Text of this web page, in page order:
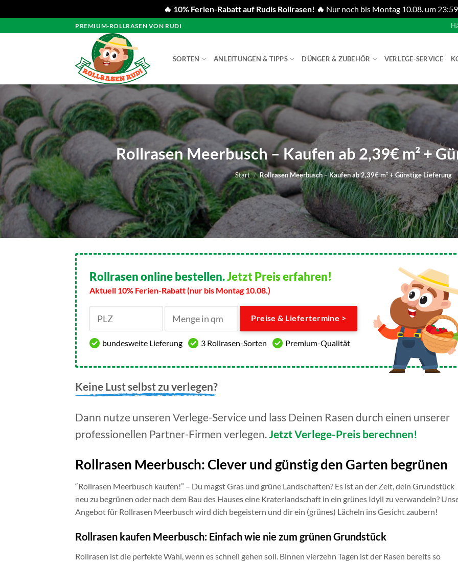
🔥 10% Ferien-Rabatt auf Rudis Rollrasen! 🔥 Nur noch bis Montag 10.08. um
Inhalt
PREMIUM-ROLLRASEN VON RUDI
SORTEN ANLEITUNGEN & TIPPS DÜNGER & ZUBEHÖR VERLEGE-SERVICE
Rollrasen Meerbusch – Kaufen ab 2,39€ m² +
Start / Rollrasen Meerbusch – Kaufen ab 2,39€ m² + Günstige Lieferung
Rollrasen online bestellen.Jetzt Preis erfahren!
Aktuell 10% Ferien-Rabatt (nur bis Montag 10.08.)
Preise & Liefertermine >
bundesweite Lieferung 3 Rollrasen-Sorten Premium-Qualität
Keine Lust selbst zu verlegen?
Dann nutze unseren Verlege-Service und lass Deinen Rasen durch einen unserer
professionellen Partner-Firmen verlegen. Jetzt Verlege-Preis berechnen!
Rollrasen Meerbusch: Clever und günstig den Garten begrünen
“Rollrasen Meerbusch kaufen!” – Du magst Gras und grüne Landschaften? Es ist an der Zeit, dein Grundstück
neu zu begrünen oder nach dem Bau des Hauses eine Kraterlandschaft in ein grünes Idyll zu verwandeln?
Angebot für Rollrasen Meerbusch wird dich begeistern und dir ein (grünes) Lächeln ins Gesicht zaubern!
Rollrasen kaufen Meerbusch: Einfach wie nie zum grünen Grundstück
Rollrasen ist die perfekte Wahl, wenn es schnell gehen soll. Binnen vierzehn Tagen ist der Rasen bereits so